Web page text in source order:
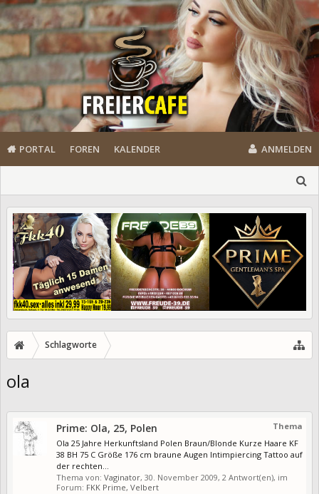
PORTAL FOREN KALENDER ANMELDEN
Schlagworte
ola
Thema
Prime: Ola, 25, Polen
Ola 25 Jahre Herkunftsland Polen Braun/Blonde Kurze Haare KF
38 BH 75 C Größe 176 cm braune Augen Intimpiercing Tattoo auf
der rechten...
Thema von: Vaginator, 30. November 2009, 2 Antwort(en), im
Forum: FKK Prime, Velbert